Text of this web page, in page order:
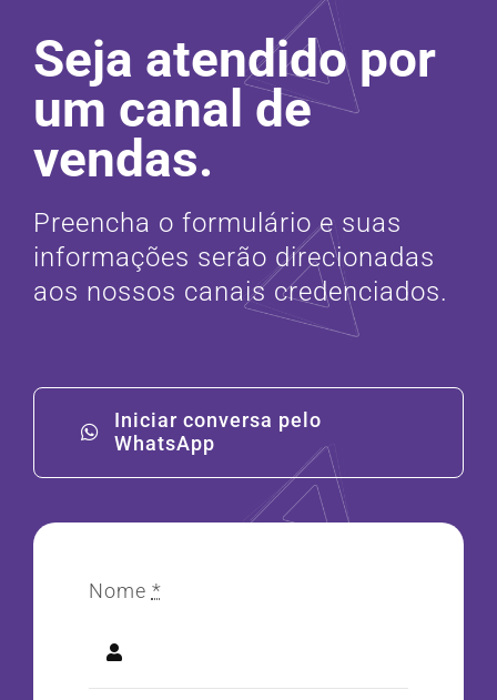
Seja atendido por
um canal de
vendas.
Preencha o formulário e suas
informações serão direcionadas
aos nossos canais credenciados.
Iniciar conversa pelo
WhatsApp
Nome *